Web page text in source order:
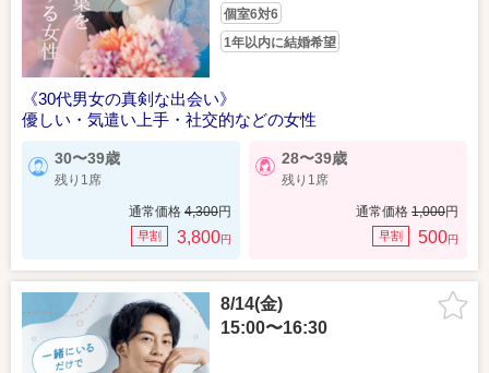
個室6対6
1年以内に結婚希望
《30代男女の真剣な出会い》
優しい・気遣い上手・社交的などの女性
30〜39歳
残り1席
通常価格 4,300円
早割 3,800円
28〜39歳
残り1席
通常価格 1,000円
早割 500円
8/14(金)
15:00〜16:30